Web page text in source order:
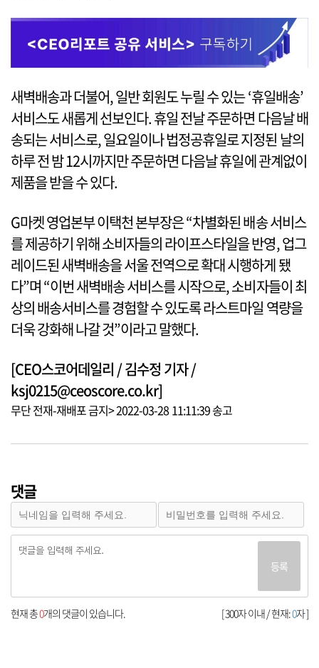
새벽배송과 더불어, 일반 회원도 누릴 수 있는 ‘휴일배송’
서비스도 새롭게 선보인다. 휴일 전날 주문하면 다음날 배
송되는 서비스로, 일요일이나 법정공휴일로 지정된 날의
하루 전 밤 12시까지만 주문하면 다음날 휴일에 관계없이
제품을 받을 수 있다.
G마켓 영업본부 이택천 본부장은 “차별화된 배송 서비스
를 제공하기 위해 소비자들의 라이프스타일을 반영, 업그
레이드된 새벽배송을 서울 전역으로 확대 시행하게 됐
다”며 “이번 새벽배송 서비스를 시작으로, 소비자들이 최
상의 배송서비스를 경험할 수 있도록 라스트마일 역량을
더욱 강화해 나갈 것”이라고 말했다.
[CEO스코어데일리 / 김수정 기자 /
ksj0215@ceoscore.co.kr]
무단 전재-재배포 금지> 2022-03-28 11:11:39 송고
댓글
등록
[ 300자 이내 / 현재:0자 ]
현재 총0개의 댓글이 있습니다.